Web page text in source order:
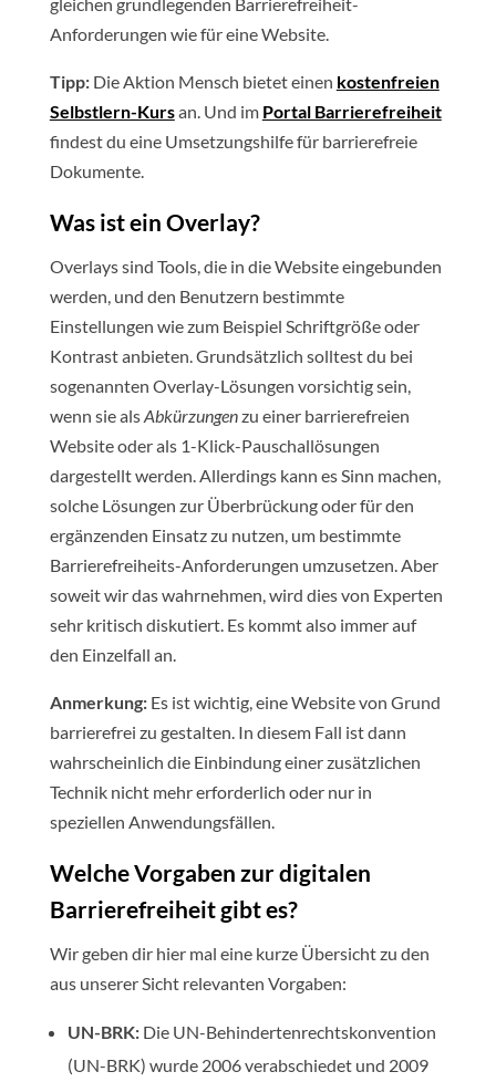
Anforderungen wie für eine Website.
Tipp:Die Aktion Mensch bietet einen kostenfreien
Selbstlern-Kursan. Und im Portal Barrierefreiheit
findest du eine Umsetzungshilfe für barrierefreie
Dokumente.
Was ist ein Overlay?
Overlays sind Tools, die in die Website eingebunden
werden, und den Benutzern bestimmte
Einstellungen wie zum Beispiel Schriftgröße oder
Kontrast anbieten. Grundsätzlich solltest du bei
sogenannten Overlay-Lösungen vorsichtig sein,
wenn sie alsAbkürzungenzu einer barrierefreien
Website oder als 1-Klick-Pauschallösungen
dargestellt werden. Allerdings kann es Sinn machen,
solche Lösungen zur Überbrückung oder für den
ergänzenden Einsatz zu nutzen, um bestimmte
Barrierefreiheits-Anforderungen umzusetzen. Aber
soweit wir das wahrnehmen, wird dies von Experten
sehr kritisch diskutiert. Es kommt also immer auf
den Einzelfall an.
Anmerkung:Es ist wichtig, eine Website von Grund
barrierefrei zu gestalten. In diesem Fall ist dann
wahrscheinlich die Einbindung einer zusätzlichen
Technik nicht mehr erforderlich oder nur in
speziellen Anwendungsfällen.
Welche Vorgaben zur digitalen
Barrierefreiheit gibt es?
Wir geben dir hier mal eine kurze Übersicht zu den
aus unserer Sicht relevanten Vorgaben:
UN-BRK:Die UN-Behindertenrechtskonvention
(UN-BRK) wurde 2006 verabschiedet und 2009